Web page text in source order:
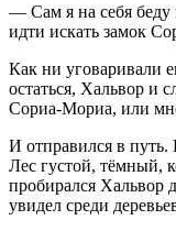
— Сам я на себя беду
идти искать замок
Как ни уговаривали
остаться, Хальвор и
Сориа-Мориа, или
И отправился в
Лес густой, тёмный,
пробирался Хальвор
увидел среди